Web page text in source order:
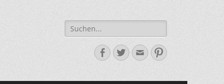
Suche
nach:
Facebook
Twitter
E-
Mail-
Pinterest